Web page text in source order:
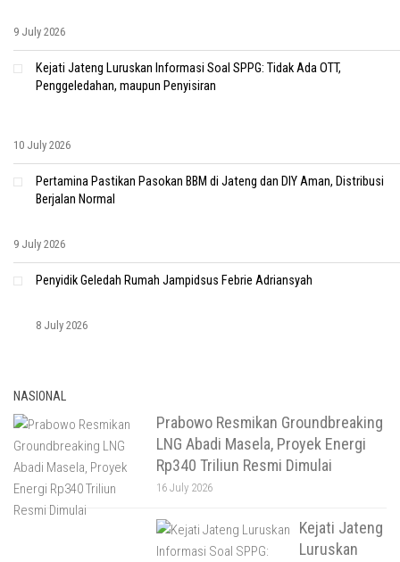
9 July 2026
Kejati Jateng Luruskan Informasi Soal SPPG: Tidak Ada OTT,
Penggeledahan, maupun Penyisiran
10 July 2026
Pertamina Pastikan Pasokan BBM di Jateng dan DIY Aman, Distribusi
Berjalan Normal
9 July 2026
Penyidik Geledah Rumah Jampidsus Febrie Adriansyah
8 July 2026
NASIONAL
Prabowo Resmikan Groundbreaking
LNG Abadi Masela, Proyek Energi
Rp340 Triliun Resmi Dimulai
16 July 2026
Kejati Jateng
Luruskan